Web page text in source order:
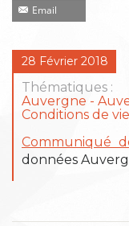
Email
28 Février 2018
Thématiques :
Auvergne
Conditions de vie
Communiqué
données